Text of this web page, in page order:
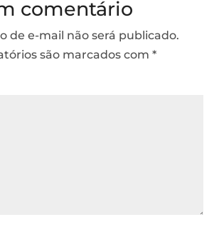
comentário
de e-mail não será publicado.
são marcados com*